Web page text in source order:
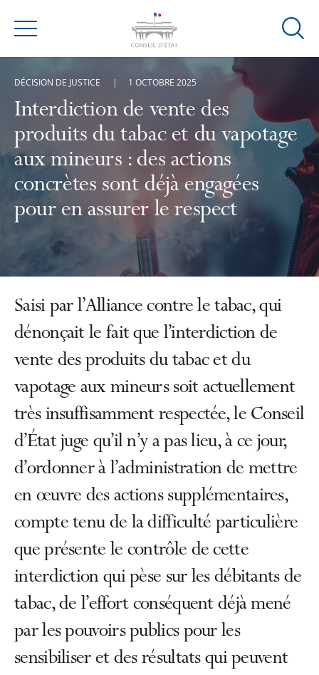
Menu
Ouvrir
Interdiction de vente des
produits du tabac et du vapotage
aux mineurs : des actions
concrètes sont déjà engagées
pour en assurer le respect
DÉCISION DE JUSTICE 1 OCTOBRE 2025
Saisi par l’Alliance contre le tabac, qui
dénonçait le fait que l’interdiction de
vente des produits du tabac et du
vapotage aux mineurs soit actuellement
très insuffisamment respectée, le Conseil
d’État juge qu’il n’y a pas lieu, à ce jour,
d’ordonner à l’administration de mettre
en œuvre des actions supplémentaires,
compte tenu de la difficulté particulière
que présente le contrôle de cette
interdiction qui pèse sur les débitants de
tabac, de l’effort conséquent déjà mené
par les pouvoirs publics pour les
sensibiliser et des résultats qui peuvent